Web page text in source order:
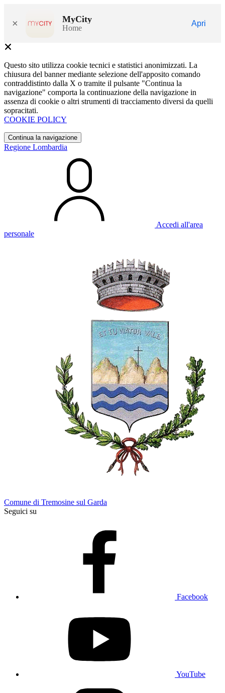
× MyCity
Home
Apri
Questo sito utilizza cookie tecnici e statistici anonimizzati. La
chiusura del banner mediante selezione dell'apposito comando
contraddistinto dalla X o tramite il pulsante "Continua la
navigazione" comporta la continuazione della navigazione in
assenza di cookie o altri strumenti di tracciamento diversi da quelli
sopracitati.
COOKIE POLICY
Continua la navigazione
Regione Lombardia
Accedi all'area
personale
Comune di Tremosine sul Garda
Seguici su
Facebook
YouTube